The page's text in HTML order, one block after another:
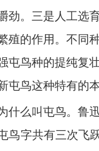
劲。三是人工选
殖的作用。不同
屯鸟种的提纯复
屯鸟这种特有的
什么叫屯鸟。鲁
鸟字共有三次飞